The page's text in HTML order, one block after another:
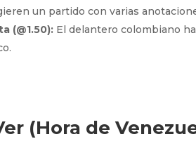
un partido con varias
(@1.50): El delantero colombiano
(Hora de